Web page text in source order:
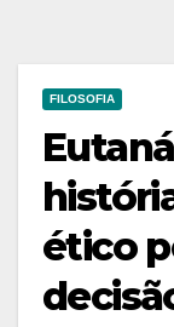
FILOSOFIA
ético